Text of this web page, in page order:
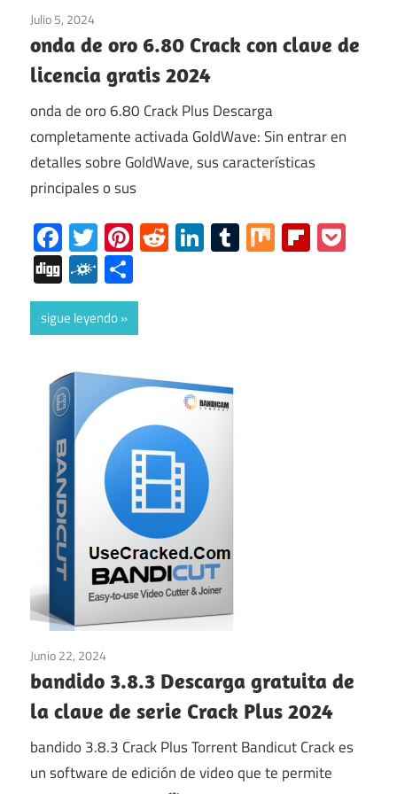
Julio 5, 2024
onda de oro 6.80 Crack con clave de
licencia gratis 2024
onda de oro 6.80 Crack Plus Descarga
completamente activada GoldWave: Sin entrar en
detalles sobre GoldWave, sus características
principales o sus
Facebook
Twitter
Pinterest
RedditLinkedIn
Tumblr
Mix
DiggFolkd
sigue leyendo
Junio 22, 2024
bandido 3.8.3 Descarga gratuita de
la clave de serie Crack Plus 2024
bandido 3.8.3 Crack Plus Torrent Bandicut Crack es
un software de edición de video que te permite